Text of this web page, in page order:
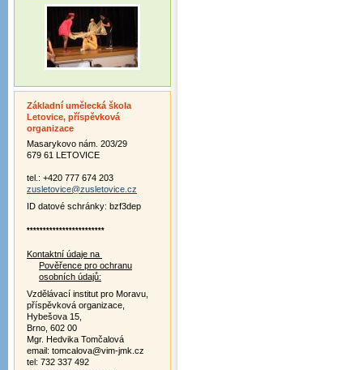
Základní umělecká škola
Letovice, příspěvková
organizace
Masarykovo nám. 203/29
679 61 LETOVICE
tel.: +420 777 674 203
zusletovice@zusletovice.cz
ID datové schránky: bzf3dep
************************
Kontaktní údaje na
Pověřence pro ochranu
osobních údajů:
Vzdělávací institut pro Moravu,
příspěvková organizace,
Hybešova 15,
Brno, 602 00
Mgr. Hedvika Tomčalová
email: tomcalova@vim-jmk.cz
tel: 732 337 492